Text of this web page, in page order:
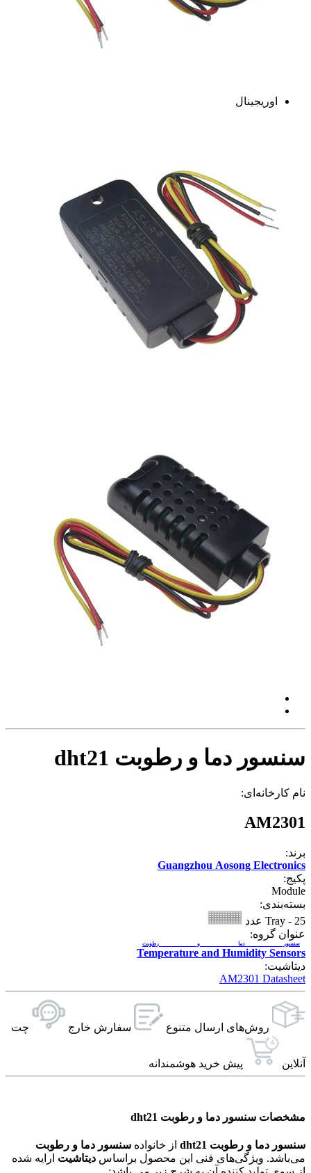
اوریجینال
سنسور دما و رطوبت dht21
نام کارخانه‌ای:
AM2301
برند:
Guangzhou Aosong Electronics
پکیج:
Module
بسته‌بندی:
Tray - 25 عدد
عنوان گروه:
Temperature and Humidity Sensors
سنسور دما و رطوبت
دیتاشیت:
AM2301 Datasheet
روش‌های ارسال‌ متنوع سفارش خارج چت
آنلاین پیش خرید هوشمندانه
مشخصات سنسور دما و رطوبت dht21
سنسور دما و رطوبت dht21 از خانواده سنسور دما و رطوبت
می‌باشد. ویژگی‌های فنی این محصول براساس دیتاشیت ارایه شده